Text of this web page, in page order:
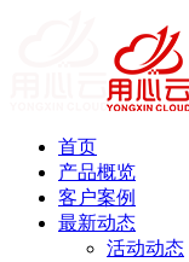
首页
产品概览
客户案例
最新动态
活动动态